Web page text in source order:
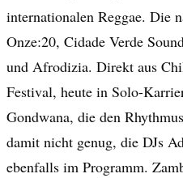
internationalen Reggae. Die
Onze:20, Cidade Verde
und Afrodizia. Direkt aus
Festival, heute in Solo-
Gondwana, die den
damit nicht genug, die DJs
ebenfalls im Programm.